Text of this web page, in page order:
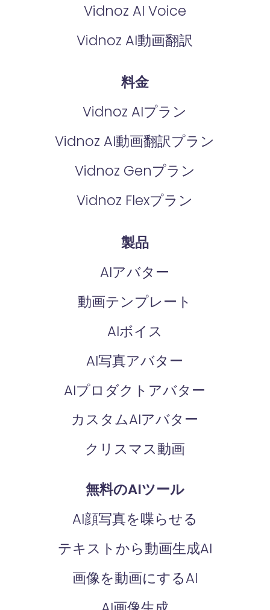
Vidnoz AI Voice
Vidnoz AI動画翻訳
料金
Vidnoz AIプラン
Vidnoz AI動画翻訳プラン
Vidnoz Genプラン
Vidnoz Flexプラン
製品
AIアバター
動画テンプレート
AIボイス
AI写真アバター
AIプロダクトアバター
カスタムAIアバター
クリスマス動画
無料のAIツール
AI顔写真を喋らせる
テキストから動画生成AI
画像を動画にするAI